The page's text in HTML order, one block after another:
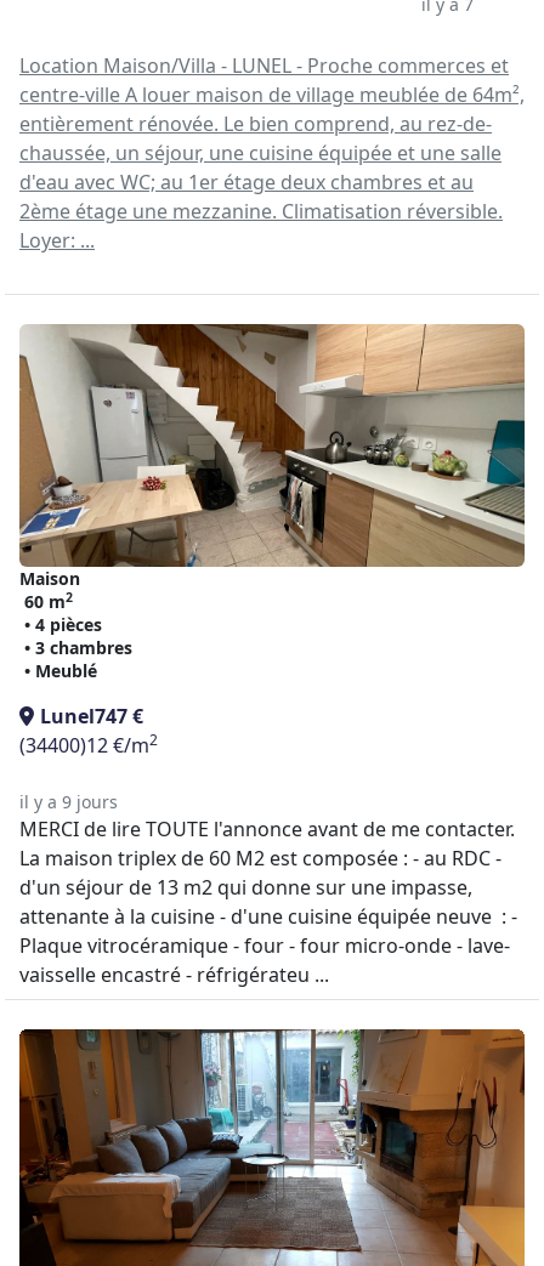
Location Maison/Villa - LUNEL - Proche commerces et
centre-ville A louer maison de village meublée de 64m²,
entièrement rénovée. Le bien comprend, au rez-de-
chaussée, un séjour, une cuisine équipée et une salle
d'eau avec WC; au 1er étage deux chambres et au
2ème étage une mezzanine. Climatisation réversible.
Loyer: ...
Maison
60 m2
• 4 pièces
• 3 chambres
• Meublé
Lunel747 €
(34400)12 €/m2
il y a 9 jours
MERCI de lire TOUTE l'annonce avant de me contacter.
La maison triplex de 60 M2 est composée : - au RDC -
d'un séjour de 13 m2 qui donne sur une impasse,
attenante à la cuisine - d'une cuisine équipée neuve : -
Plaque vitrocéramique - four - four micro-onde - lave-
vaisselle encastré - réfrigérateu ...